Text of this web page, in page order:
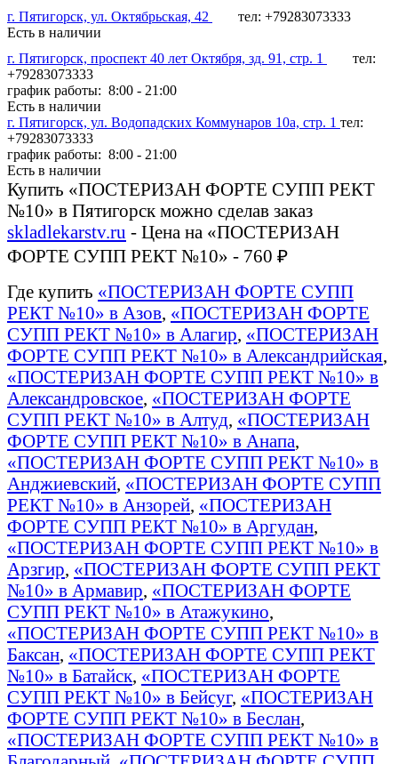
г. Пятигорск, ул. Октябрьская, 42
тел: +79283073333
Есть в наличии
г. Пятигорск, проспект 40 лет Октября, зд. 91, стр. 1
тел:
+79283073333
график работы: 8:00 - 21:00
Есть в наличии
г. Пятигорск, ул. Водопадских Коммунаров 10а, стр. 1 тел:
+79283073333
график работы: 8:00 - 21:00
Есть в наличии
Купить «ПОСТЕРИЗАН ФОРТЕ СУПП РЕКТ
№10» в Пятигорск можно сделав заказ
skladlekarstv.ru - Цена на «ПОСТЕРИЗАН
ФОРТЕ СУПП РЕКТ №10» - 760 ₽
Где купить «ПОСТЕРИЗАН ФОРТЕ СУПП
РЕКТ №10» в Азов, «ПОСТЕРИЗАН ФОРТЕ
СУПП РЕКТ №10» в Алагир, «ПОСТЕРИЗАН
ФОРТЕ СУПП РЕКТ №10» в Александрийская,
«ПОСТЕРИЗАН ФОРТЕ СУПП РЕКТ №10» в
Александровское, «ПОСТЕРИЗАН ФОРТЕ
СУПП РЕКТ №10» в Алтуд, «ПОСТЕРИЗАН
ФОРТЕ СУПП РЕКТ №10» в Анапа,
«ПОСТЕРИЗАН ФОРТЕ СУПП РЕКТ №10» в
Анджиевский, «ПОСТЕРИЗАН ФОРТЕ СУПП
РЕКТ №10» в Анзорей, «ПОСТЕРИЗАН
ФОРТЕ СУПП РЕКТ №10» в Аргудан,
«ПОСТЕРИЗАН ФОРТЕ СУПП РЕКТ №10» в
Арзгир, «ПОСТЕРИЗАН ФОРТЕ СУПП РЕКТ
№10» в Армавир, «ПОСТЕРИЗАН ФОРТЕ
СУПП РЕКТ №10» в Атажукино,
«ПОСТЕРИЗАН ФОРТЕ СУПП РЕКТ №10» в
Баксан, «ПОСТЕРИЗАН ФОРТЕ СУПП РЕКТ
№10» в Батайск, «ПОСТЕРИЗАН ФОРТЕ
СУПП РЕКТ №10» в Бейсуг, «ПОСТЕРИЗАН
ФОРТЕ СУПП РЕКТ №10» в Беслан,
«ПОСТЕРИЗАН ФОРТЕ СУПП РЕКТ №10» в